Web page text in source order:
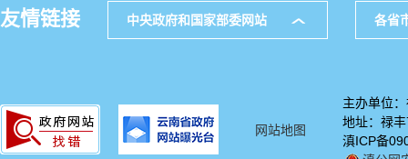
友情链接 中央政府和国家部委网站 各省
网站地图
主办单位
地址：禄
滇ICP备